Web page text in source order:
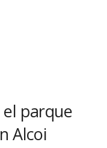
parque
Alcoi